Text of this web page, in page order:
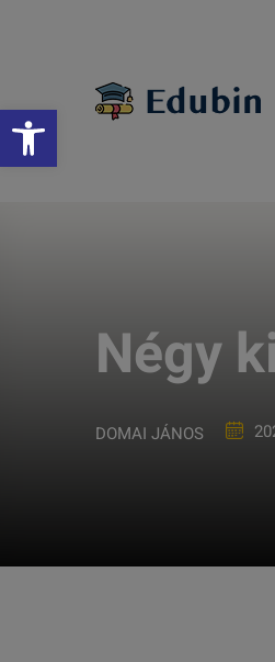
Eszköztár megnyitása
Négy
DOMAI JÁNOS